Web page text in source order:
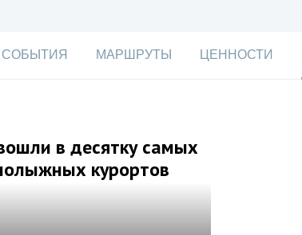
СОБЫТИЯ МАРШРУТЫ ЦЕННОСТИ
в десятку самых
курортов